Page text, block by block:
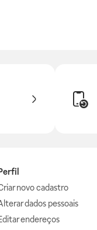
Perfil
novo cadastro
dados pessoais
endereços